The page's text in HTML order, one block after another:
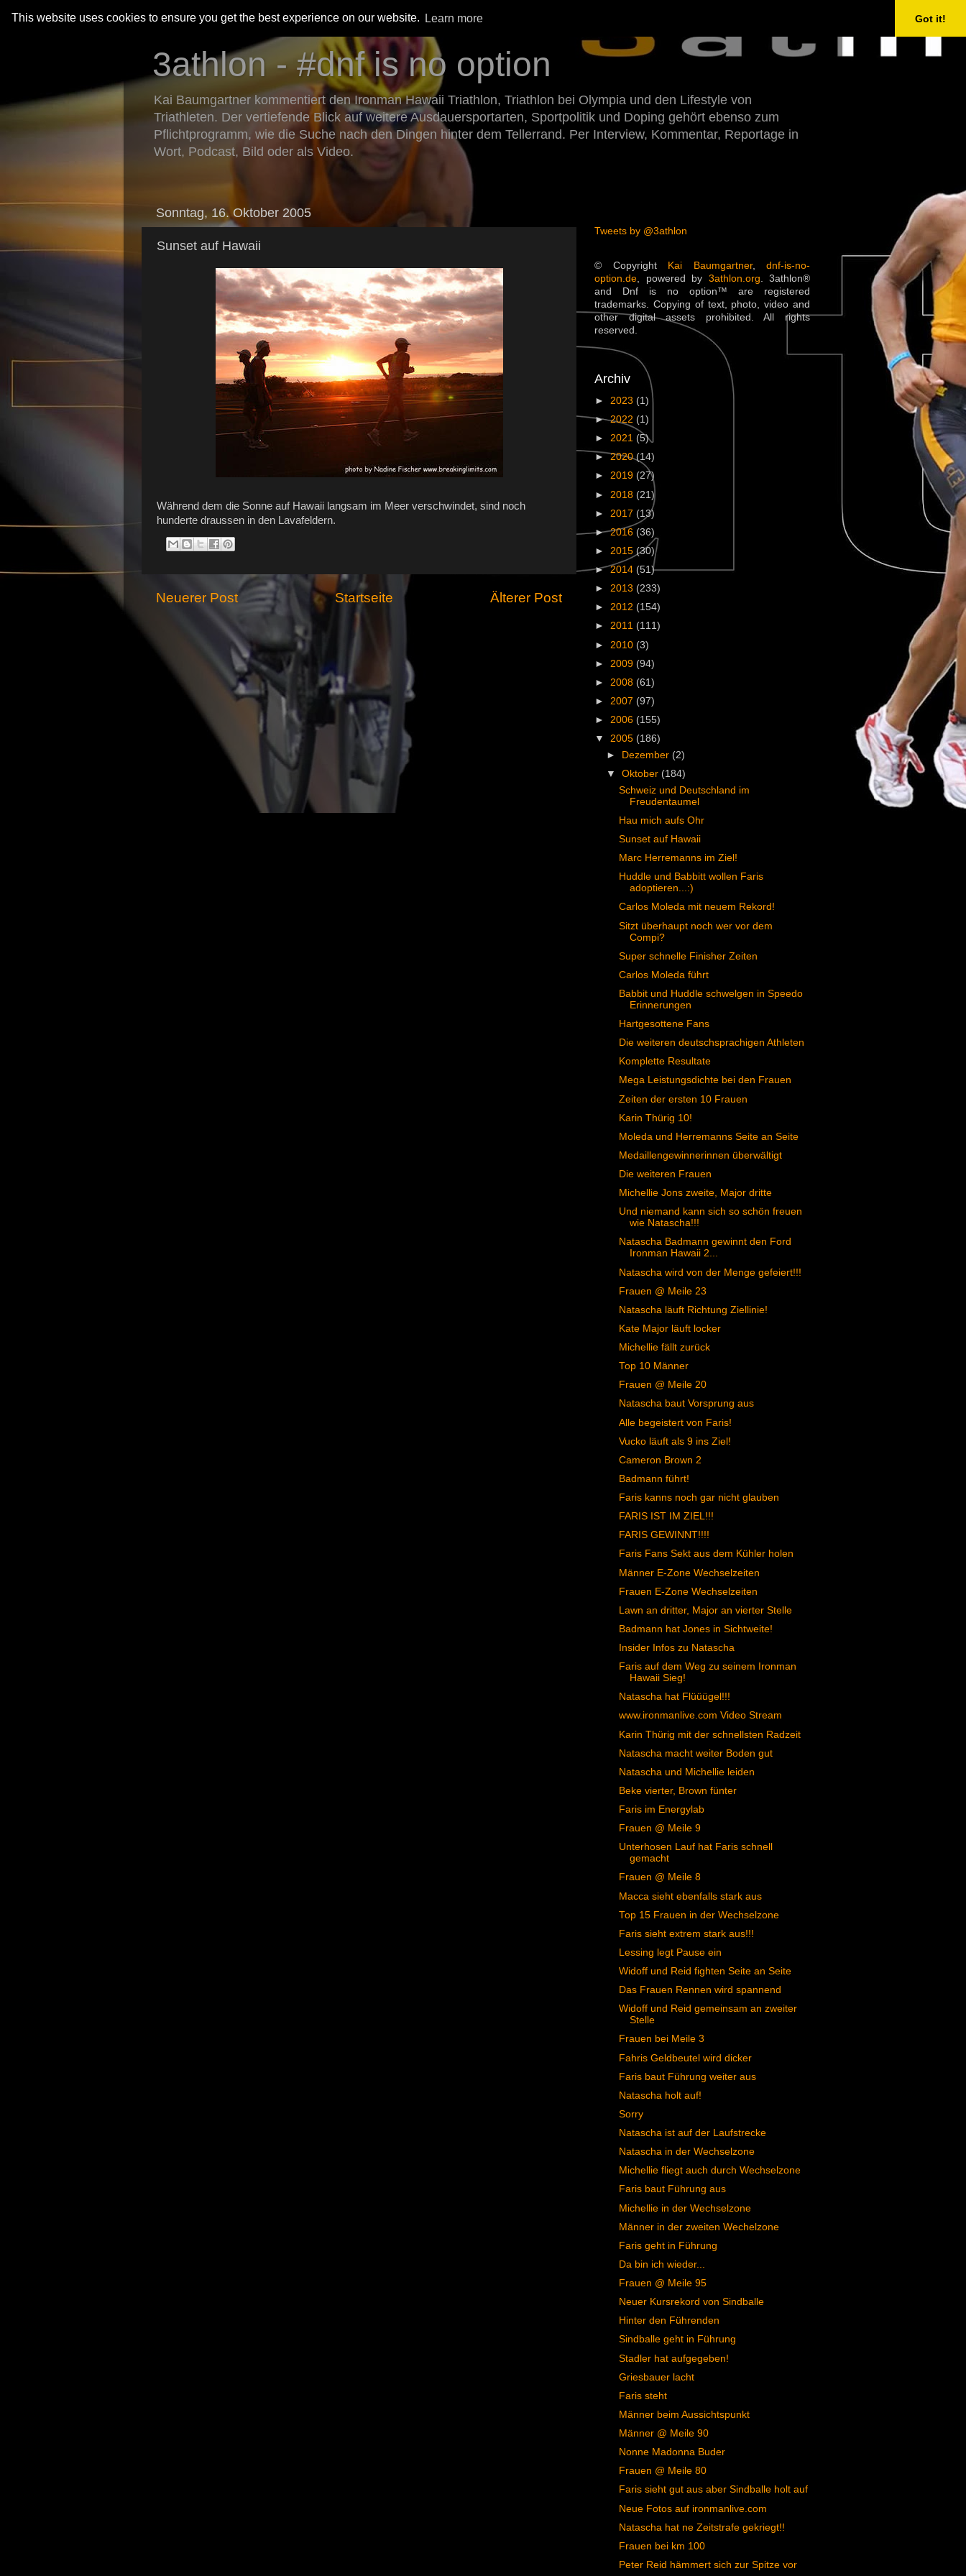
This website uses cookies to ensure you get the best experience on our website. Learn more Got it!
3athlon - #dnf is no option
Kai Baumgartner kommentiert den Ironman Hawaii Triathlon, Triathlon bei Olympia und den Lifestyle von
Triathleten. Der vertiefende Blick auf weitere Ausdauersportarten, Sportpolitik und Doping gehört ebenso zum
Pflichtprogramm, wie die Suche nach den Dingen hinter dem Tellerrand. Per Interview, Kommentar, Reportage in
Wort, Podcast, Bild oder als Video.
Sonntag, 16. Oktober 2005
Sunset auf Hawaii
Während dem die Sonne auf Hawaii langsam im Meer verschwindet, sind noch
hunderte draussen in den Lavafeldern.
Neuerer Post Älterer Post
Startseite
Tweets by @3athlon
© Copyright Kai Baumgartner, dnf-is-no-
option.de , powered by 3athlon.org . 3athlon®
and Dnf is no option™ are registered
trademarks. Copying of text, photo, video and
other digital assets prohibited. All rights
reserved.
Archiv
► 2023 (1)
►2022 (1)
► 2021 (5)
►2020(14)
► 2019 (27)
► 2018 (21)
► 2017 (13)
►2016 (36)
► 2015 (30)
►2014 (51)
► 2013 (233)
► 2012 (154)
► 2011 (111)
► 2010 (3)
► 2009 (94)
► 2008 (61)
► 2007 (97)
► 2006 (155)
▼ 2005 (186)
►
Dezember (2)
▼Oktober (184)
Schweiz und Deutschland im
Freudentaumel
Hau mich aufs Ohr
Sunset auf Hawaii
Marc Herremanns im Ziel!
Huddle und Babbitt wollen Faris
adoptieren...:)
Carlos Moleda mit neuem Rekord!
Sitzt überhaupt noch wer vor dem
Compi?
Super schnelle Finisher Zeiten
Carlos Moleda führt
Babbit und Huddle schwelgen in Speedo
Erinnerungen
Hartgesottene Fans
Die weiteren deutschsprachigen Athleten
Komplette Resultate
Mega Leistungsdichte bei den Frauen
Zeiten der ersten 10 Frauen
Karin Thürig 10!
Moleda und Herremanns Seite an Seite
Medaillengewinnerinnen überwältigt
Die weiteren Frauen
Michellie Jons zweite, Major dritte
Und niemand kann sich so schön freuen
wie Natascha!!!
Natascha Badmann gewinnt den Ford
Ironman Hawaii 2...
Natascha wird von der Menge gefeiert!!!
Frauen @ Meile 23
Natascha läuft Richtung Ziellinie!
Kate Major läuft locker
Michellie fällt zurück
Top 10 Männer
Frauen @ Meile 20
Natascha baut Vorsprung aus
Alle begeistert von Faris!
Vucko läuft als 9 ins Ziel!
Cameron Brown 2
Badmann führt!
Faris kanns noch gar nicht glauben
FARIS IST IM ZIEL!!!
FARIS GEWINNT!!!!
Faris Fans Sekt aus dem Kühler holen
Männer E-Zone Wechselzeiten
Frauen E-Zone Wechselzeiten
Lawn an dritter, Major an vierter Stelle
Badmann hat Jones in Sichtweite!
Insider Infos zu Natascha
Faris auf dem Weg zu seinem Ironman
Hawaii Sieg!
Natascha hat Flüüügel!!!
www.ironmanlive.com Video Stream
Karin Thürig mit der schnellsten Radzeit
Natascha macht weiter Boden gut
Natascha und Michellie leiden
Beke vierter, Brown fünter
Faris im Energylab
Frauen @ Meile 9
Unterhosen Lauf hat Faris schnell
gemacht
Frauen @ Meile 8
Macca sieht ebenfalls stark aus
Top 15 Frauen in der Wechselzone
Faris sieht extrem stark aus!!!
Lessing legt Pause ein
Widoff und Reid fighten Seite an Seite
Das Frauen Rennen wird spannend
Widoff und Reid gemeinsam an zweiter
Stelle
Frauen bei Meile 3
Fahris Geldbeutel wird dicker
Faris baut Führung weiter aus
Natascha holt auf!
Sorry
Natascha ist auf der Laufstrecke
Natascha in der Wechselzone
Michellie fliegt auch durch Wechselzone
Faris baut Führung aus
Michellie in der Wechselzone
Männer in der zweiten Wechelzone
Faris geht in Führung
Da bin ich wieder...
Frauen @ Meile 95
Neuer Kursrekord von Sindballe
Hinter den Führenden
Sindballe geht in Führung
Stadler hat aufgegeben!
Griesbauer lacht
Faris steht
Männer beim Aussichtspunkt
Männer @ Meile 90
Nonne Madonna Buder
Frauen @ Meile 80
Faris sieht gut aus aber Sindballe holt auf
Neue Fotos auf ironmanlive.com
Natascha hat ne Zeitstrafe gekriegt!!
Frauen bei km 100
Peter Reid hämmert sich zur Spitze vor